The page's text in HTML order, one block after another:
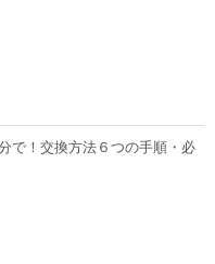
で！交換方法６つの手順・必